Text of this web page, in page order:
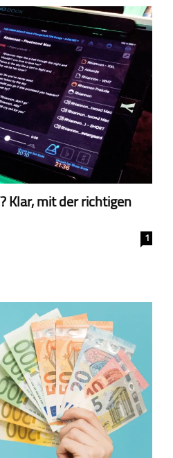
Klar, mit der richtigen
1